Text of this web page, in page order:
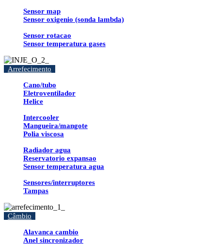
Sensor map
Sensor oxigenio (sonda lambda)
Sensor rotacao
Sensor temperatura gases
Arrefecimento
Cano/tubo
Eletroventilador
Helice
Intercooler
Mangueira/mangote
Polia viscosa
Radiador agua
Reservatorio expansao
Sensor temperatura agua
Sensores/interruptores
Tampas
Câmbio
Alavanca cambio
Anel sincronizador